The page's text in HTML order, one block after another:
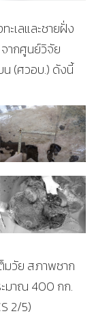
เลและชายฝั่ง
ากศูนย์วิจัย
น (ศวอบ.) ดังนี้
มวัย สภาพซาก
ะมาณ 400 กก.
2/5)